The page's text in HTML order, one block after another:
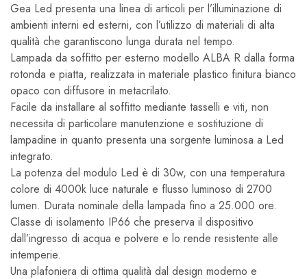
Gea Led presenta una linea di articoli per l’illuminazione di
ambienti interni ed esterni, con l’utilizzo di materiali di alta
qualità che garantiscono lunga durata nel tempo.
Lampada da soffitto per esterno modello ALBA R dalla forma
rotonda e piatta, realizzata in materiale plastico finitura bianco
opaco con diffusore in metacrilato.
Facile da installare al soffitto mediante tasselli e viti, non
necessita di particolare manutenzione e sostituzione di
lampadine in quanto presenta una sorgente luminosa a Led
integrato.
La potenza del modulo Led è di 30w, con una temperatura
colore di 4000k luce naturale e flusso luminoso di 2700
lumen. Durata nominale della lampada fino a 25.000 ore.
Classe di isolamento IP66 che preserva il dispositivo
dall’ingresso di acqua e polvere e lo rende resistente alle
intemperie.
Una plafoniera di ottima qualità dal design moderno e